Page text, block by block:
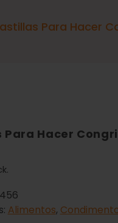
Para Hacer
Para Hacer
Alimentos,